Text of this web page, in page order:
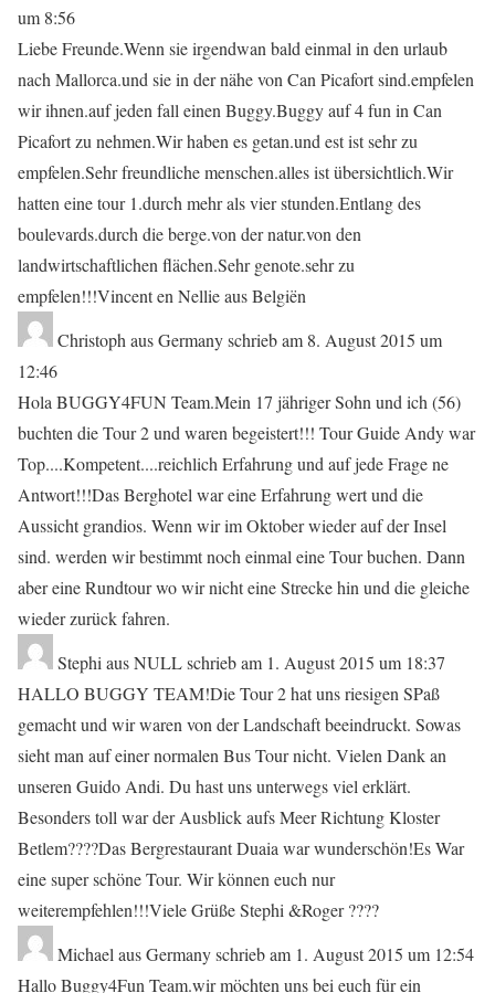
um 8:56
Liebe Freunde.Wenn sie irgendwan bald einmal in den urlaub
nach Mallorca.und sie in der nähe von Can Picafort sind.empfelen
wir ihnen.auf jeden fall einen Buggy.Buggy auf 4 fun in Can
Picafort zu nehmen.Wir haben es getan.und est ist sehr zu
empfelen.Sehr freundliche menschen.alles ist übersichtlich.Wir
hatten eine tour 1.durch mehr als vier stunden.Entlang des
boulevards.durch die berge.von der natur.von den
landwirtschaftlichen flächen.Sehr genote.sehr zu
empfelen!!!Vincent en Nellie aus Belgiën
ChristophausGermanyschrieb am 8. August 2015 um
12:46
Hola BUGGY4FUN Team.Mein 17 jähriger Sohn und ich (56)
buchten die Tour 2 und waren begeistert!!! Tour Guide Andy war
Top....Kompetent....reichlich Erfahrung und auf jede Frage ne
Antwort!!!Das Berghotel war eine Erfahrung wert und die
Aussicht grandios. Wenn wir im Oktober wieder auf der Insel
sind. werden wir bestimmt noch einmal eine Tour buchen. Dann
aber eine Rundtour wo wir nicht eine Strecke hin und die gleiche
wieder zurück fahren.
StephiausNULLschrieb am 1. August 2015 um 18:37
HALLO BUGGY TEAM!Die Tour 2 hat uns riesigen SPaß
gemacht und wir waren von der Landschaft beeindruckt. Sowas
sieht man auf einer normalen Bus Tour nicht. Vielen Dank an
unseren Guido Andi. Du hast uns unterwegs viel erklärt.
Besonders toll war der Ausblick aufs Meer Richtung Kloster
Betlem????Das Bergrestaurant Duaia war wunderschön!Es War
eine super schöne Tour. Wir können euch nur
weiterempfehlen!!!Viele Grüße Stephi &Roger ????
MichaelausGermanyschrieb am 1. August 2015 um 12:54
Hallo Buggy4Fun Team.wir möchten uns bei euch für ein